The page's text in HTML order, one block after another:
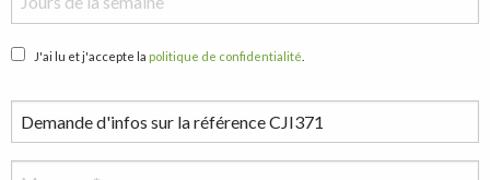
J'ai lu et j'accepte la politique de confidentialité